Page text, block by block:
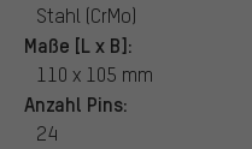
Stahl (CrMo)
Maße [L x B]:
110 x 105 mm
Anzahl Pins:
24